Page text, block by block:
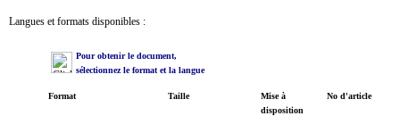
Langues et formats disponibles :
Pour obtenir le document,
sélectionnez le format et la langue
Format Taille
Mise à
disposition
No d'article